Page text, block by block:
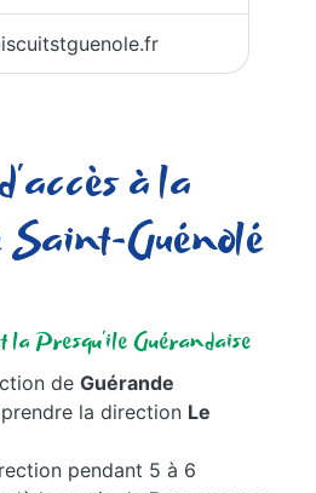
à la
Saint-Guénolé
Presqu'ile Guérandaise
de Guérande
la direction Le
pendant 5 à 6